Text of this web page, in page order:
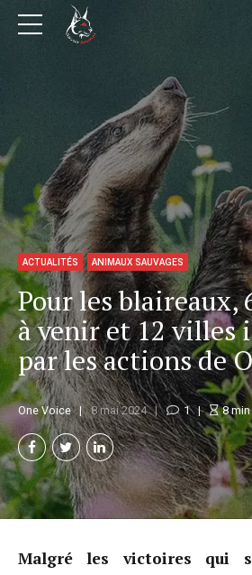
ACTUALITÉS ANIMAUX SAUVAGES
Pour les blaireaux,
à venir et 12 villes
par les actions de
One Voice 8 mai 2024 1 8min
Malgré les victoires qui